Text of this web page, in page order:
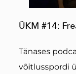
ÜKM #14:
Tänases
võitlusspordi